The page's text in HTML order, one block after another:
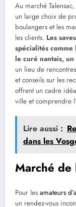
Au marché Talensac,
un large choix de
boulangers et les
les clients. Les
spécialités
le curé nantais,
un lieu de
et conseils sur les
offrent un cadre
ville et comprendre
Lire aussi :
dans les
Marché de
Pour les amateurs
un rendez-vous